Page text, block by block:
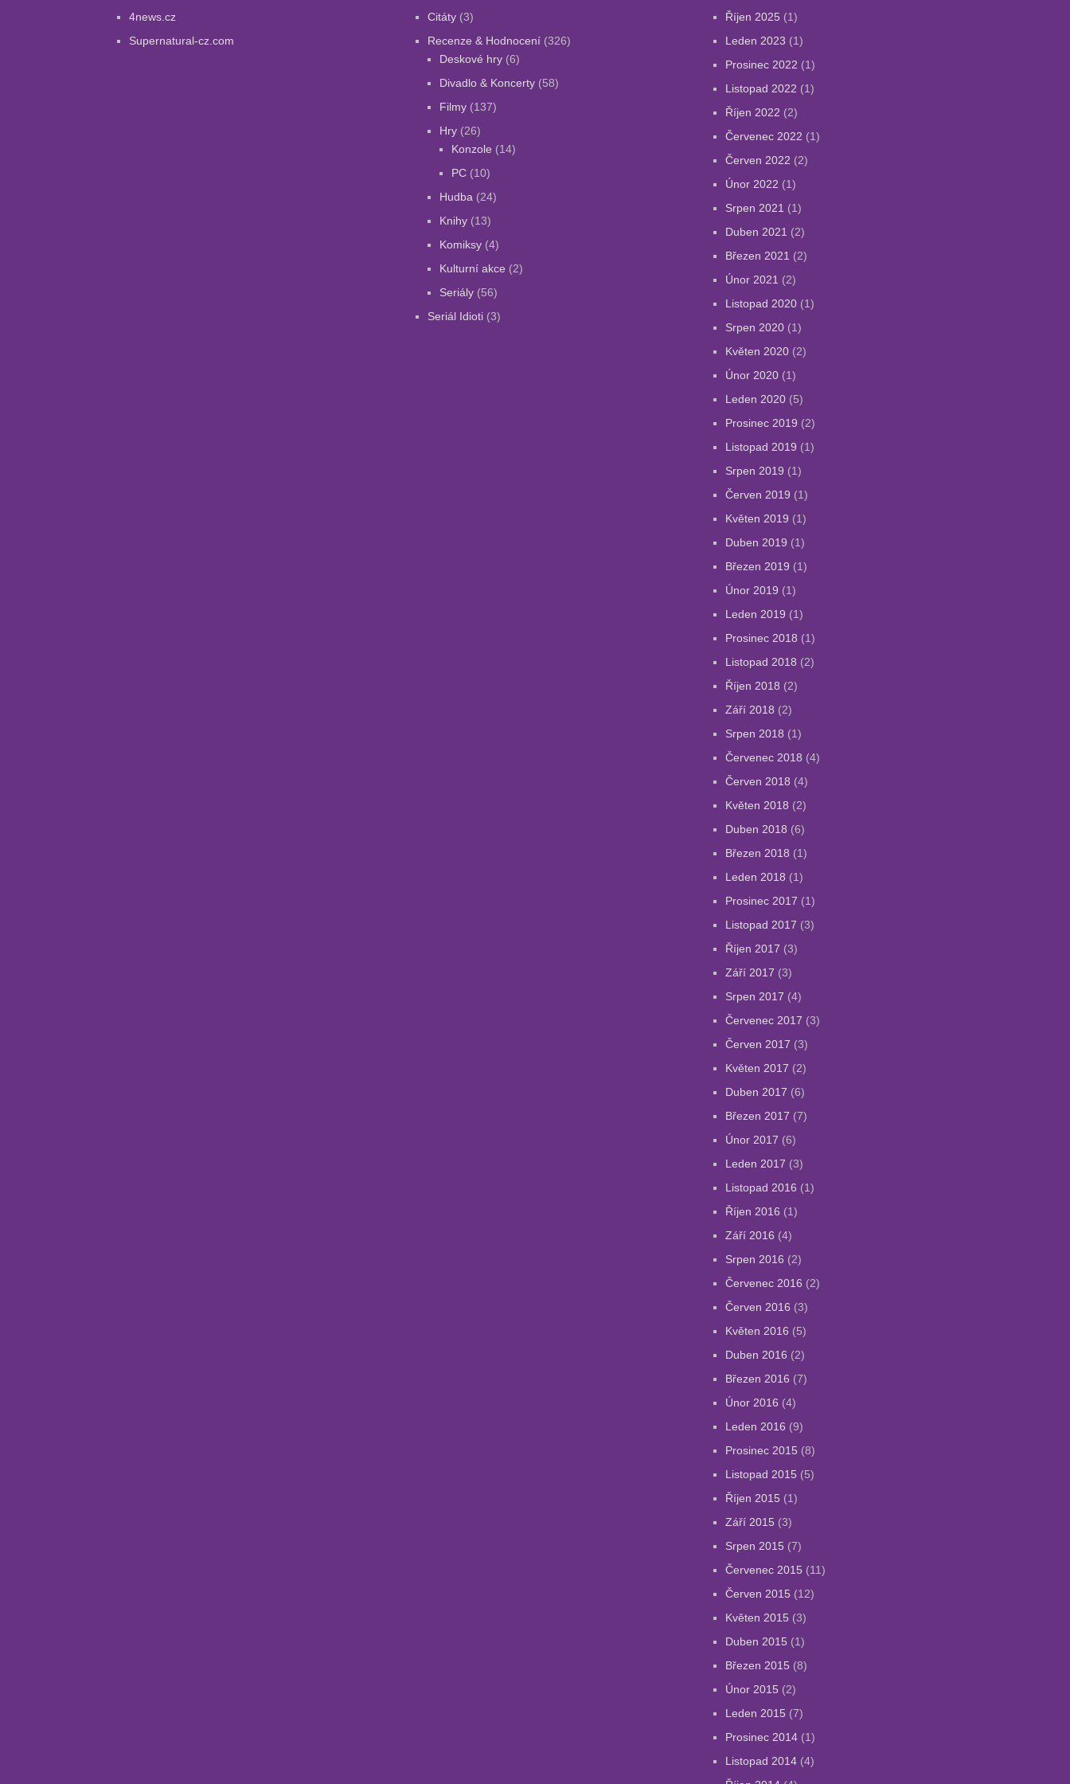
4news.cz
Supernatural-cz.com
Citáty(3)
Recenze & Hodnocení(326)
Deskové hry(6)
Divadlo & Koncerty(58)
Filmy(137)
Hry(26)
Konzole (14)
PC(10)
Hudba (24)
Knihy(13)
Komiksy(4)
Kulturní akce (2)
Seriály(56)
Seriál Idioti(3)
Říjen 2025 (1)
Leden 2023 (1)
Prosinec 2022 (1)
Listopad 2022 (1)
Říjen 2022 (2)
Červenec 2022 (1)
Červen 2022 (2)
Únor 2022 (1)
Srpen 2021 (1)
Duben 2021 (2)
Březen 2021 (2)
Únor 2021 (2)
Listopad 2020 (1)
Srpen 2020 (1)
Květen 2020 (2)
Únor 2020 (1)
Leden 2020 (5)
Prosinec 2019 (2)
Listopad 2019 (1)
Srpen 2019 (1)
Červen 2019 (1)
Květen 2019 (1)
Duben 2019 (1)
Březen 2019 (1)
Únor 2019 (1)
Leden 2019 (1)
Prosinec 2018 (1)
Listopad 2018 (2)
Říjen 2018 (2)
Září 2018 (2)
Srpen 2018 (1)
Červenec 2018 (4)
Červen 2018 (4)
Květen 2018 (2)
Duben 2018 (6)
Březen 2018 (1)
Leden 2018 (1)
Prosinec 2017 (1)
Listopad 2017 (3)
Říjen 2017 (3)
Září 2017 (3)
Srpen 2017 (4)
Červenec 2017 (3)
Červen 2017 (3)
Květen 2017 (2)
Duben 2017 (6)
Březen 2017 (7)
Únor 2017 (6)
Leden 2017 (3)
Listopad 2016 (1)
Říjen 2016 (1)
Září 2016 (4)
Srpen 2016 (2)
Červenec 2016 (2)
Červen 2016 (3)
Květen 2016 (5)
Duben 2016 (2)
Březen 2016 (7)
Únor 2016 (4)
Leden 2016 (9)
Prosinec 2015 (8)
Listopad 2015 (5)
Říjen 2015 (1)
Září 2015 (3)
Srpen 2015 (7)
Červenec 2015 (11)
Červen 2015 (12)
Květen 2015 (3)
Duben 2015 (1)
Březen 2015 (8)
Únor 2015 (2)
Leden 2015 (7)
Prosinec 2014 (1)
Listopad 2014 (4)